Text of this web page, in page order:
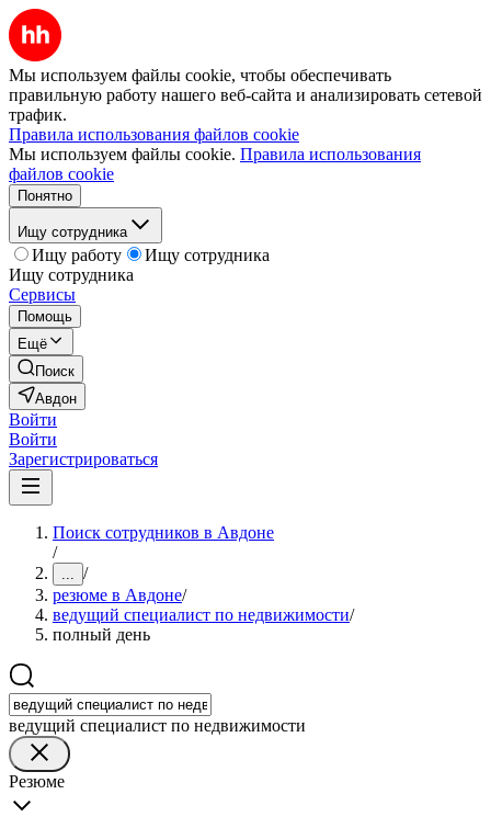
Мы используем файлы cookie, чтобы обеспечивать
правильную работу нашего веб-сайта и анализировать сетевой
трафик.
Правила использования файлов cookie
Мы используем файлы cookie. Правила использования
файлов cookie
Понятно
Ищу сотрудника
Ищу работу
Ищу сотрудника
Ищу сотрудника
Сервисы
Помощь
Ещё
Поиск
Авдон
Войти
Войти
Зарегистрироваться
Поиск сотрудников в Авдоне
/
... /
резюме в Авдоне/
ведущий специалист по недвижимости/
полный день
ведущий специалист по недвижимости
Резюме